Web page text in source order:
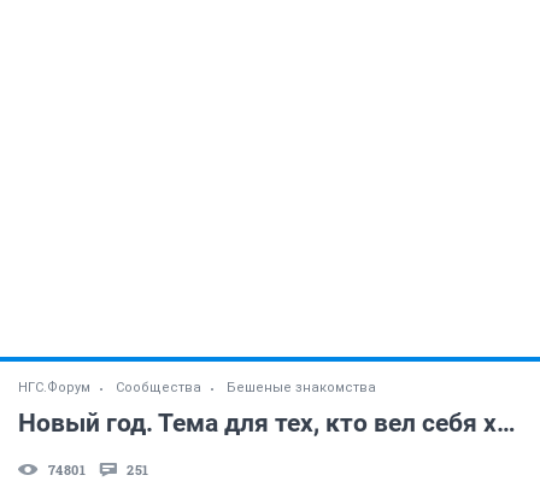
НГС.Форум Сообщества Бешеные знакомства
Новый год. Тема для тех, кто вел себя хорошо, несмотря на и вопреки
74801 251